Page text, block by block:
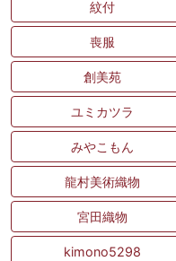
紋付
喪服
創美苑
ユミカツラ
みやこもん
龍村美術織物
宮田織物
kimono5298